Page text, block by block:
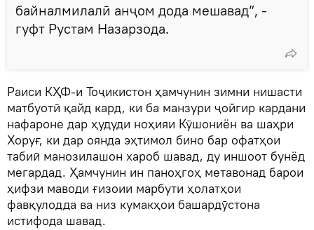
байналмилалӣ анҷом дода мешавад”, -
гуфт Рустам Назарзода.
Раиси КҲФ-и Тоҷикистон ҳамчунин зимни нишасти
матбуотӣ қайд кард, ки ба манзури ҷойгир кардани
нафароне дар ҳудуди ноҳияи Кӯшониён ва шаҳри
Хоруғ, ки дар оянда эҳтимол бино бар офатҳои
табиӣ манозилашон хароб шавад, ду иншоот бунёд
мегардад. Ҳамчунин ин паноҳгоҳ метавонад барои
ҳифзи маводи ғизоии марбути ҳолатҳои
фавқулодда ва низ кумакҳои башардӯстона
истифода шавад.